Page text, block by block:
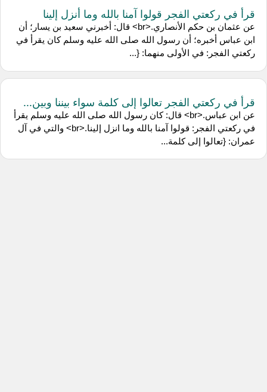
قرأ في ركعتي الفجر قولوا آمنا بالله وما أنزل إلينا
عن عثمان بن حكم الأنصاري.<br> قال: أخبرني سعيد بن يسار؛ أن
ابن عباس أخبره؛ أن رسول الله صلى الله عليه وسلم كان يقرأ في
ركعتي الفجر: في الأولى منهما: {...
قرأ في ركعتي الفجر تعالوا إلى كلمة سواء بيننا وبين...
عن ابن عباس.<br> قال: كان رسول الله صلى الله عليه وسلم يقرأ
في ركعتي الفجر: قولوا آمنا بالله وما انزل إلينا.<br> والتي في آل
عمران: {تعالوا إلى كلمة...